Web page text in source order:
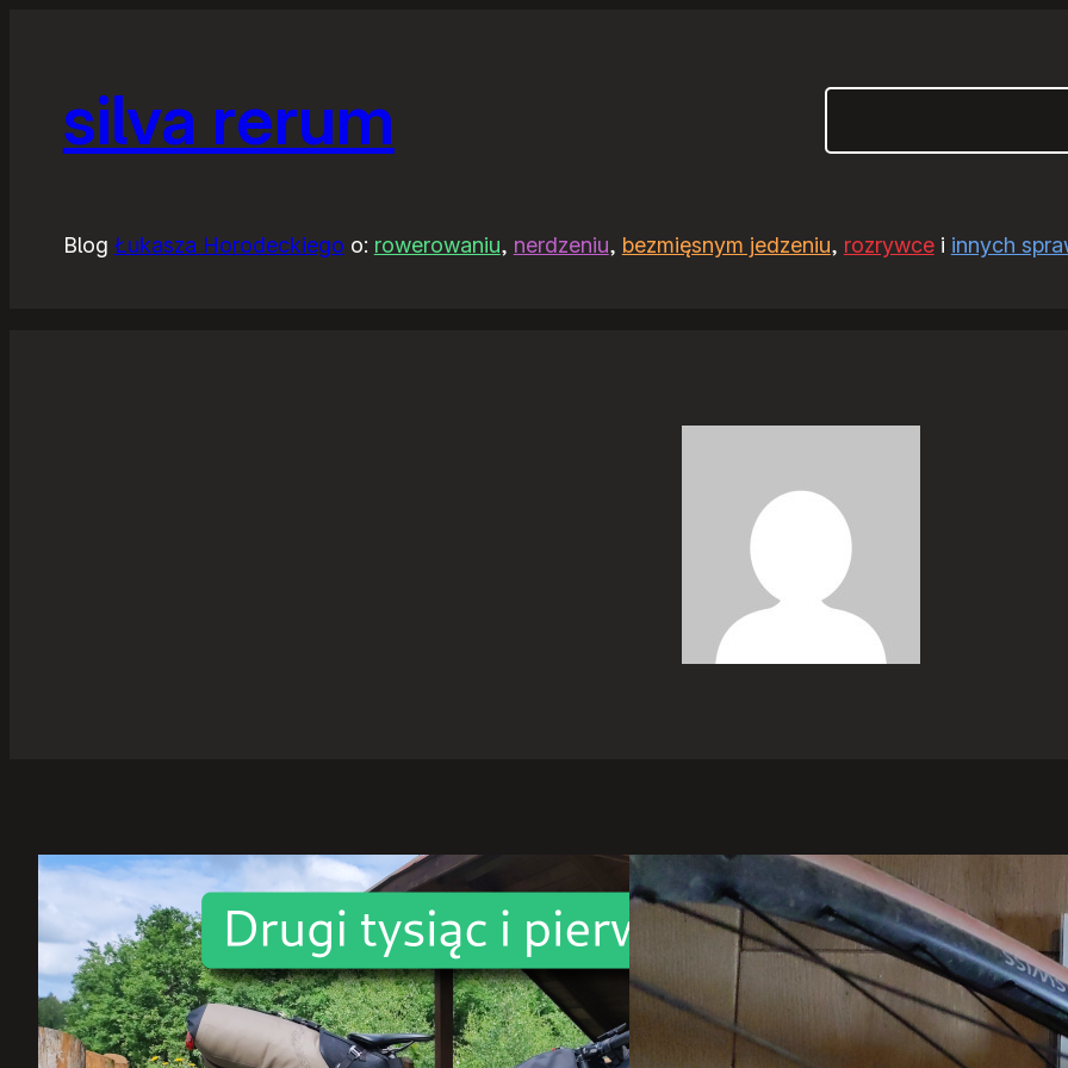
silva rerum
Blog Łukasza Horodeckiego o: rowerowaniu, nerdzeniu, bezmięsnym jedzeniu, rozrywcei innych